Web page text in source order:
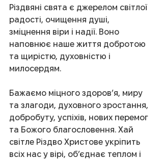
Різдвяні свята є джерелом світлої
радості, очищення душі,
зміцнення віри і надії. Воно
наповнює наше життя добротою
та щирістю, духовністю і
милосердям.
Бажаємо міцного здоров’я, миру
та злагоди, духовного зростання,
добробуту, успіхів, нових перемог
та Божого благословення. Хай
світле Різдво Христове укріпить
всіх нас у вірі, об’єднає теплом і